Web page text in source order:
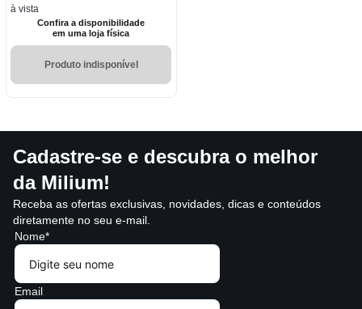
à vista
Confira a disponibilidade
em uma loja física
Produto indisponível
Cadastre-se e descubra o melhor
da Milium!
Receba as ofertas exclusivas, novidades, dicas e conteúdos
diretamente no seu e-mail.
Nome*
Email